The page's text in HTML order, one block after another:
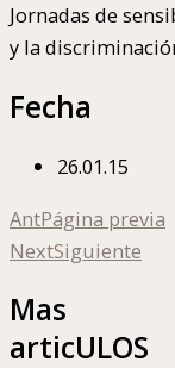
Jornadas de
y la
Fecha
26.01.15
AntPágina previa
NextSiguiente
Mas
articULOS